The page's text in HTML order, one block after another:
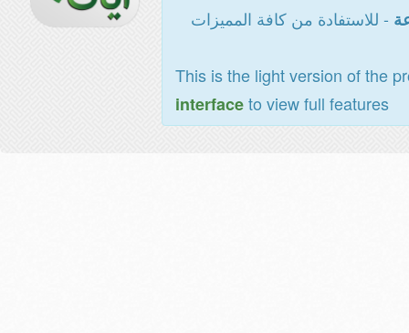
- للاستفادة من كافة المميزات
This is the light version of the
interfaceto view full features